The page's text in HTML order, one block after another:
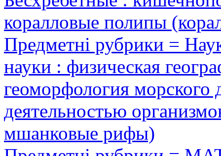
коралловые полипы
Предметні рубрики =
науки : физическая
геоморфология морского
деятельностью
мшанковые рифы)